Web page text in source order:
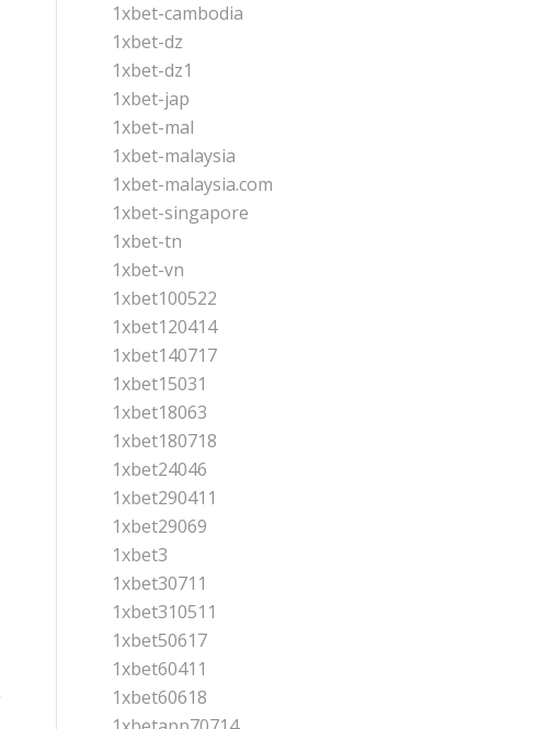
1xbet-cambodia
1xbet-dz
1xbet-dz1
1xbet-jap
1xbet-mal
1xbet-malaysia
1xbet-malaysia.com
1xbet-singapore
1xbet-tn
1xbet-vn
1xbet100522
1xbet120414
1xbet140717
1xbet15031
1xbet18063
1xbet180718
1xbet24046
1xbet290411
1xbet29069
1xbet3
1xbet30711
1xbet310511
1xbet50617
1xbet60411
1xbet60618